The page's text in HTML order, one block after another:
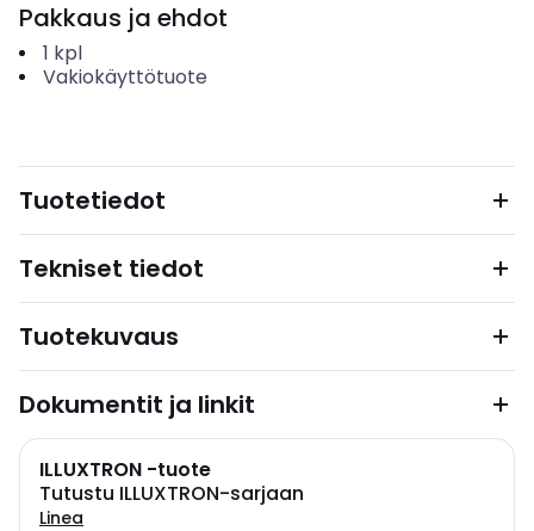
Pakkaus ja ehdot
1 kpl
Vakiokäyttötuote
Tuotetiedot
Tekniset tiedot
Tuotekuvaus
Dokumentit ja linkit
ILLUXTRON -tuote
Tutustu ILLUXTRON-sarjaan
Linea